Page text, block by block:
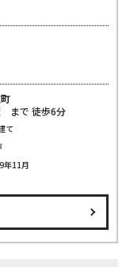
まで 徒歩6分
て
年11月